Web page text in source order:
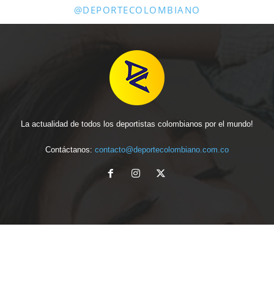
@DEPORTECOLOMBIANO
La actualidad de todos los deportistas colombianos por el mundo!
Contáctanos: contacto@deportecolombiano.com.co